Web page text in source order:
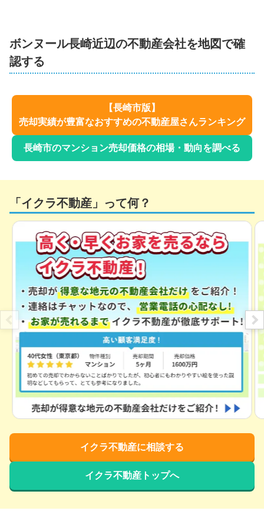
ボンヌール長崎近辺の不動産会社を地図で確
認する
【長崎市版】
売却実績が豊富なおすすめの不動産屋さんランキング
長崎市のマンション売却価格の相場・動向を調べる
「イクラ不動産」って何？
イクラ不動産に相談する
イクラ不動産トップへ